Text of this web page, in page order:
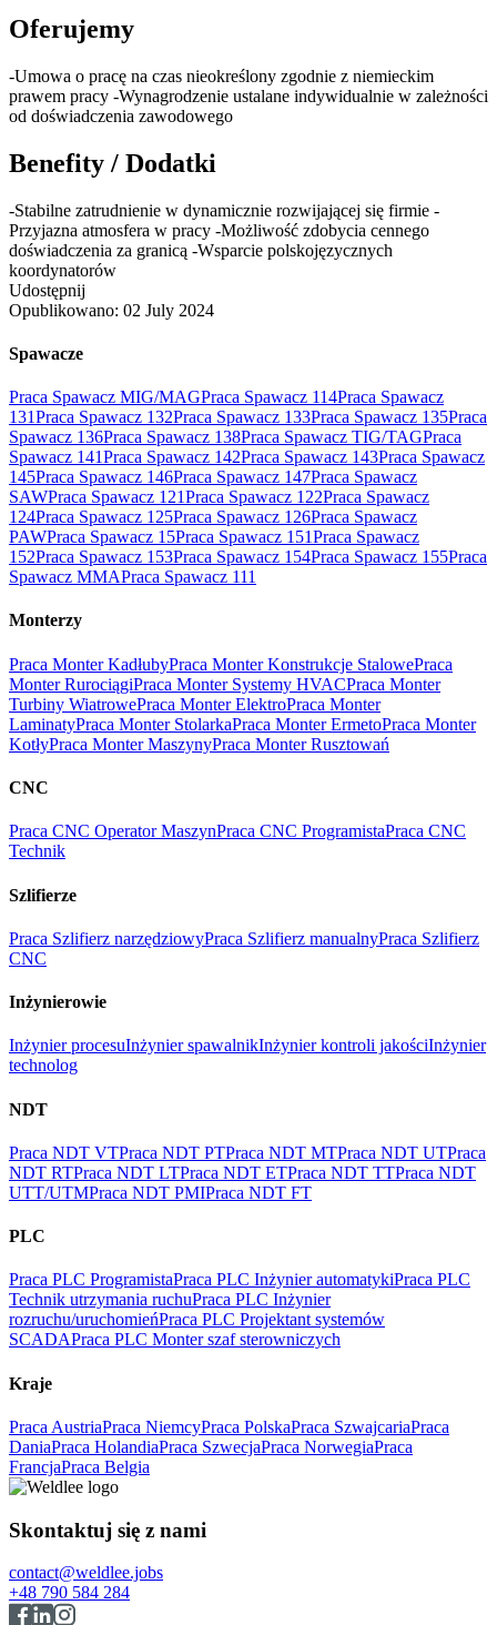
Oferujemy
-Umowa o pracę na czas nieokreślony zgodnie z niemieckim
prawem pracy -Wynagrodzenie ustalane indywidualnie w zależności
od doświadczenia zawodowego
Benefity / Dodatki
-Stabilne zatrudnienie w dynamicznie rozwijającej się firmie -
Przyjazna atmosfera w pracy -Możliwość zdobycia cennego
doświadczenia za granicą -Wsparcie polskojęzycznych
koordynatorów
Udostępnij
Opublikowano: 02 July 2024
Spawacze
Praca Spawacz MIG/MAGPraca Spawacz 114Praca Spawacz
131Praca Spawacz 132Praca Spawacz 133Praca Spawacz 135Praca
Spawacz 136Praca Spawacz 138Praca Spawacz TIG/TAGPraca
Spawacz 141Praca Spawacz 142Praca Spawacz 143Praca Spawacz
145Praca Spawacz 146Praca Spawacz 147Praca Spawacz
SAWPraca Spawacz 121Praca Spawacz 122Praca Spawacz
124Praca Spawacz 125Praca Spawacz 126Praca Spawacz
PAWPraca Spawacz 15Praca Spawacz 151Praca Spawacz
152Praca Spawacz 153Praca Spawacz 154Praca Spawacz 155Praca
Spawacz MMAPraca Spawacz 111
Monterzy
Praca Monter KadłubyPraca Monter Konstrukcje StalowePraca
Monter RurociągiPraca Monter Systemy HVACPraca Monter
Turbiny WiatrowePraca Monter ElektroPraca Monter
LaminatyPraca Monter StolarkaPraca Monter ErmetoPraca Monter
KotłyPraca Monter MaszynyPraca Monter Rusztowań
CNC
Praca CNC Operator MaszynPraca CNC ProgramistaPraca CNC
Technik
Szlifierze
Praca Szlifierz narzędziowyPraca Szlifierz manualnyPraca Szlifierz
CNC
Inżynierowie
Inżynier procesuInżynier spawalnikInżynier kontroli jakościInżynier
technolog
NDT
Praca NDT VTPraca NDT PTPraca NDT MTPraca NDT UTPraca
NDT RTPraca NDT LTPraca NDT ETPraca NDT TTPraca NDT
UTT/UTMPraca NDT PMIPraca NDT FT
PLC
Praca PLC ProgramistaPraca PLC Inżynier automatykiPraca PLC
Technik utrzymania ruchuPraca PLC Inżynier
rozruchu/uruchomieńPraca PLC Projektant systemów
SCADAPraca PLC Monter szaf sterowniczych
Kraje
Praca AustriaPraca NiemcyPraca PolskaPraca SzwajcariaPraca
DaniaPraca HolandiaPraca SzwecjaPraca NorwegiaPraca
FrancjaPraca Belgia
Skontaktuj się z nami
contact@weldlee.jobs
+48 790 584 284